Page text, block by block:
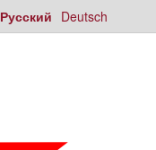
Русский Deutsch